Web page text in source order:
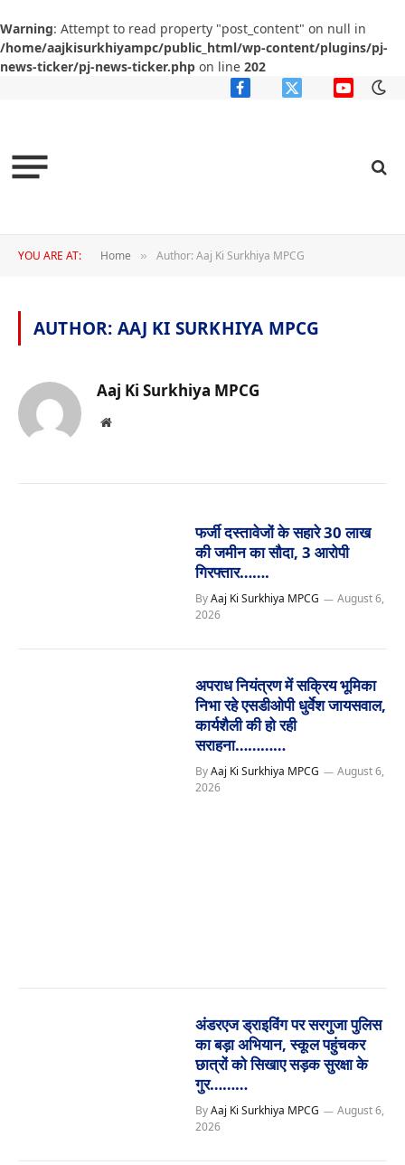
Warning: Attempt to read property "post_content" on null in
/home/aajkisurkhiyampc/public_html/wp-content/plugins/pj-
news-ticker/pj-news-ticker.php on line 202
FacebookX
YouTube
YOU ARE AT: Home » Author: Aaj Ki Surkhiya MPCG
AUTHOR: AAJ KI SURKHIYA MPCG
Aaj Ki Surkhiya MPCG
Website
फर्जी दस्तावेजों के सहारे 30 लाख
की जमीन का सौदा, 3 आरोपी
गिरफ्तार…….
By Aaj Ki Surkhiya MPCG
August 6,
2026
अपराध नियंत्रण में सक्रिय भूमिका
निभा रहे एसडीओपी धुर्वेश जायसवाल,
कार्यशैली की हो रही
सराहना…………
By Aaj Ki Surkhiya MPCG
August 6,
2026
अंडरएज ड्राइविंग पर सरगुजा पुलिस
का बड़ा अभियान, स्कूल पहुंचकर
छात्रों को सिखाए सड़क सुरक्षा के
गुर………
By Aaj Ki Surkhiya MPCG
August 6,
2026